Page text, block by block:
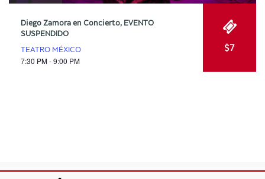
Diego Zamora en Concierto, EVENTO
SUSPENDIDO
TEATRO MÉXICO
7:30 PM - 9:00 PM
$7